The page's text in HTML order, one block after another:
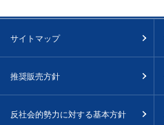
サイトマップ
推奨販売方針
反社会的勢力に対する基本方針